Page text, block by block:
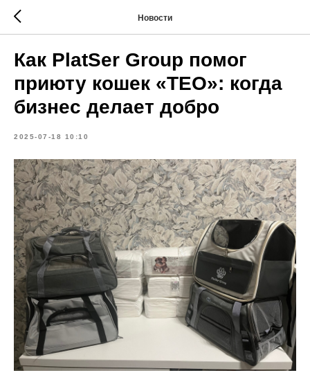
Новости
Как PlatSer Group помог
приюту кошек «TEO»: когда
бизнес делает добро
2025-07-18 10:10